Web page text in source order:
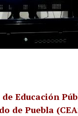
Educación
de Puebla